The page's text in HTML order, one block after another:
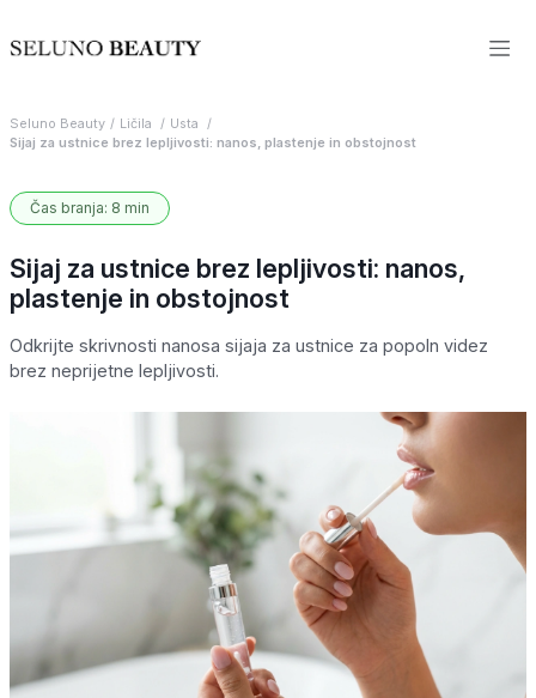
Seluno Beauty Ličila
Usta
Sijaj za ustnice brez lepljivosti: nanos, plastenje in obstojnost
Čas branja: 8 min
Sijaj za ustnice brez lepljivosti: nanos,
plastenje in obstojnost
Odkrijte skrivnosti nanosa sijaja za ustnice za popoln videz
brez neprijetne lepljivosti.